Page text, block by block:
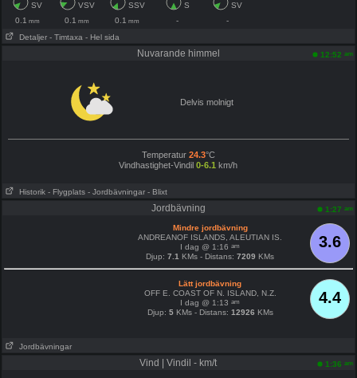
SV VSV SSV S
SV
0.1 mm 0.1 mm 0.1 mm -
-
Detaljer - Timtaxa - Hel sida
Nuvarande himmel 12:52 am
Delvis molnigt
Temperatur 24.3°C
Vindhastighet-Vindil 0-6.1 km/h
Historik - Flygplats - Jordbävningar - Blixt
Jordbävning 1:27 am
3.6
Mindre jordbävning
ANDREANOF ISLANDS, ALEUTIAN IS.
I dag @ 1:16am
Djup:7.1 KMs - Distans:7209 KMs
4.4
Lätt jordbävning
OFF E. COAST OF N. ISLAND, N.Z.
I dag @ 1:13am
Djup: 5KMs - Distans: 12926 KMs
Jordbävningar
Vind | Vindil - km/t 1:36 am